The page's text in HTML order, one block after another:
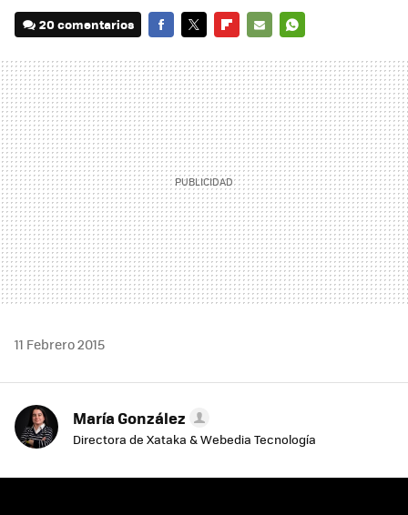
20 comentarios
MAIL
11 Febrero 2015
María González
Directora de Xataka & Webedia Tecnología